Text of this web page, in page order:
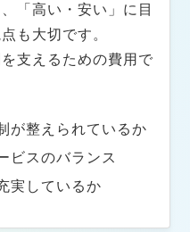
「高い・安い」に目
も大切です。
支えるための費用で
が整えられているか
ビスのバランス
実しているか